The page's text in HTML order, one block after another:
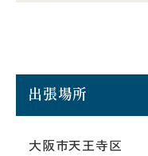
出張場所
大阪市天王寺区